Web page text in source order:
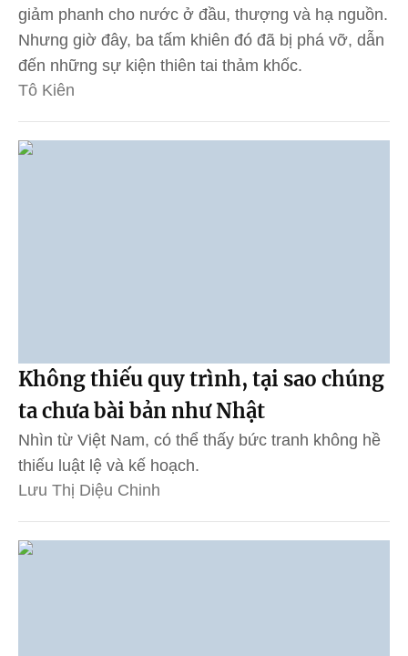
giảm phanh cho nước ở đầu, thượng và hạ nguồn.
Nhưng giờ đây, ba tấm khiên đó đã bị phá vỡ, dẫn
đến những sự kiện thiên tai thảm khốc.
Tô Kiên
Không thiếu quy trình, tại sao chúng
ta chưa bài bản như Nhật
Nhìn từ Việt Nam, có thể thấy bức tranh không hề
thiếu luật lệ và kế hoạch.
Lưu Thị Diệu Chinh